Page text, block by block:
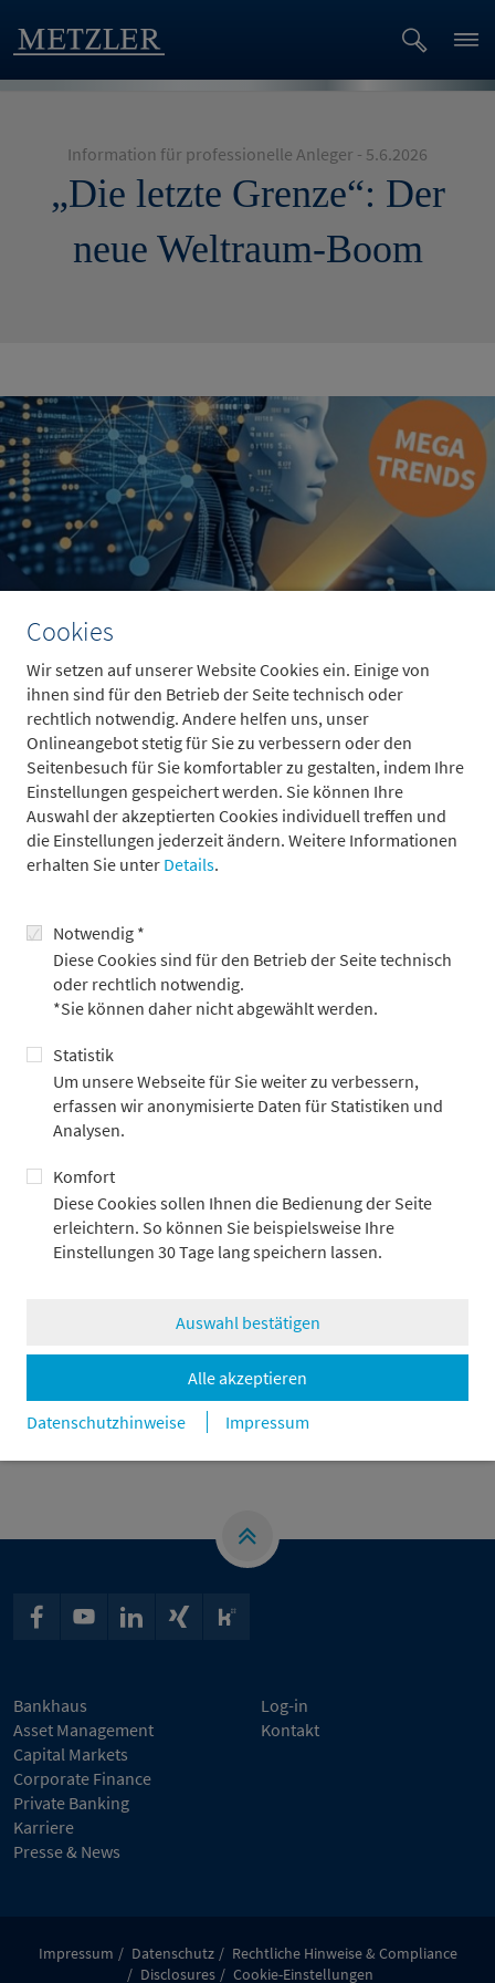
Cookies
Wir setzen auf unserer Website Cookies ein. Einige von
ihnen sind für den Betrieb der Seite technisch oder
rechtlich notwendig. Andere helfen uns, unser
Onlineangebot stetig für Sie zu verbessern oder den
Seitenbesuch für Sie komfortabler zu gestalten, indem Ihre
Einstellungen gespeichert werden. Sie können Ihre
Auswahl der akzeptierten Cookies individuell treffen und
die Einstellungen jederzeit ändern. Weitere Informationen
erhalten Sie unter Details.
Notwendig *
Diese Cookies sind für den Betrieb der Seite technisch
oder rechtlich notwendig.
*Sie können daher nicht abgewählt werden.
Statistik
Um unsere Webseite für Sie weiter zu verbessern,
erfassen wir anonymisierte Daten für Statistiken und
Analysen.
Komfort
Diese Cookies sollen Ihnen die Bedienung der Seite
erleichtern. So können Sie beispielsweise Ihre
Einstellungen 30 Tage lang speichern lassen.
Auswahl bestätigen
Alle akzeptieren
Datenschutzhinweise
Impressum
Information für professionelle Anleger - 5.6.2026
„Die letzte Grenze“: Der
neue Weltraum-Boom
Der Weltraum ist kein fernes Zukunftsthema mehr, sondern
entwickelt sich zur neuen Infrastruktur der Weltwirtschaft.
Satellitenkonstellationen, wiederverwendbare Raketen und
datengetriebene Geschäftsmodelle werden die Space Economy
bis 2035 auf rund 1,8 Billionen US-Dollar wachsen lassen – und
das deutlich schneller als das globale BIP.
Mit dem Börsengang von SpaceX rückt die Branche zusätzlich
sondern bei Zulieferern, Tech-Giganten und europäischen
Luft- und Raumfahrtunternehmen. Gleichzeitig müssen
Kapitalintensität, Regulierung und ESG-Risiken berücksichtigt
werden.
Das aktuelle portfolio:update megatrends analysiert die
strukturellen Trends und zentralen Akteure der Space
Economy.
Detailliert informiert
„Die letzte Grenze“ – die ökonomische Erschließung des
PDF — 1 MB
zurück
Bankhaus
Asset Management
Capital Markets
Corporate Finance
Private Banking
Karriere
Presse & News
Log-in
Kontakt
Impressum Datenschutz
Rechtliche Hinweise & Compliance
Disclosures
Cookie-Einstellungen